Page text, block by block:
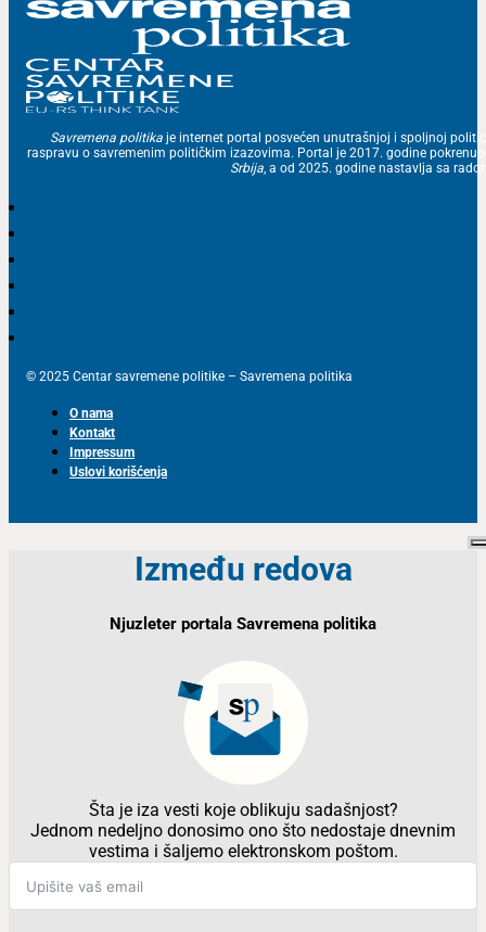
Savremena politika je internet portal posvećen unutrašnjoj i spoljnoj
raspravu o savremenim političkim izazovima. Portal je 2017. godine
Srbija, a od 2025. godine nastavlja sa
© 2025 Centar savremene politike – Savremena politika
O nama
Kontakt
Impressum
Uslovi korišćenja
Između redova
Njuzleter portala Savremena politika
Šta je iza vesti koje oblikuju sadašnjost?
Jednom nedeljno donosimo ono što nedostaje dnevnim
vestima i šaljemo elektronskom poštom.